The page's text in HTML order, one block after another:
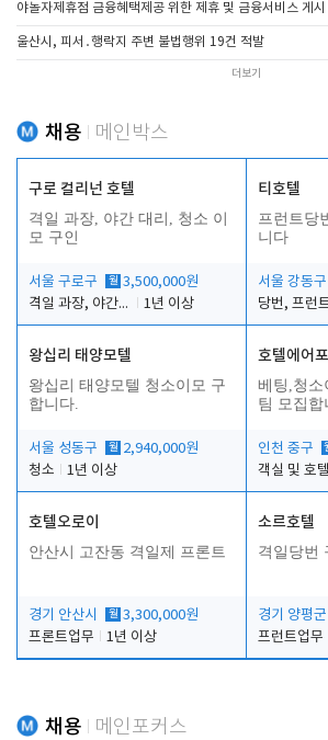
야놀자제휴점 금융혜택제공 위한 제휴 및 금융서비스 게시
울산시, 피서․행락지 주변 불법행위 19건 적발
더보기
채용 메인박스
구로 컬리넌 호텔
격일 과장, 야간 대리, 청소 이
모 구인
서울 구로구 월 3,500,000원
격일 과장, 야간 대리, 청소 이모
1년 이상
티호텔
프런트당
니다
서울 강동구
당번, 프런
왕십리 태양모텔
왕십리 태양모텔 청소이모 구
합니다.
서울 성동구 월 2,940,000원
청소
1년 이상
호텔에어
베팅,청소
팀 모집합
인천 중구
객실 및 호
호텔오로이
안산시 고잔동 격일제 프론트
경기 안산시 월 3,300,000원
프론트업무
1년 이상
소르호텔
격일당번
경기 양평군
프런트업무
채용 메인포커스